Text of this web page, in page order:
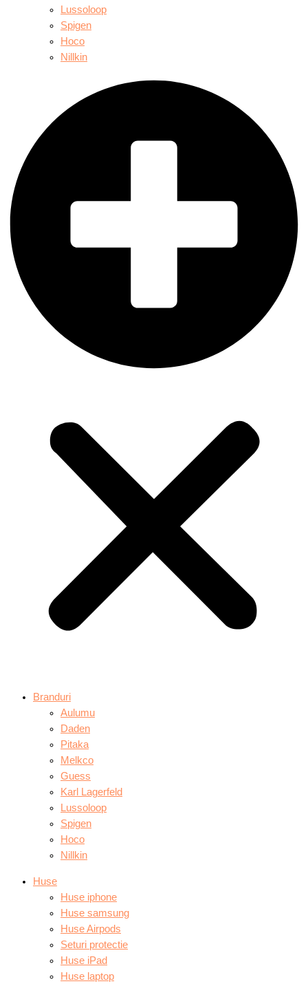
Lussoloop
Spigen
Hoco
Nillkin
Branduri
Aulumu
Daden
Pitaka
Melkco
Guess
Karl Lagerfeld
Lussoloop
Spigen
Hoco
Nillkin
Huse
Huse iphone
Huse samsung
Huse Airpods
Seturi protectie
Huse iPad
Huse laptop